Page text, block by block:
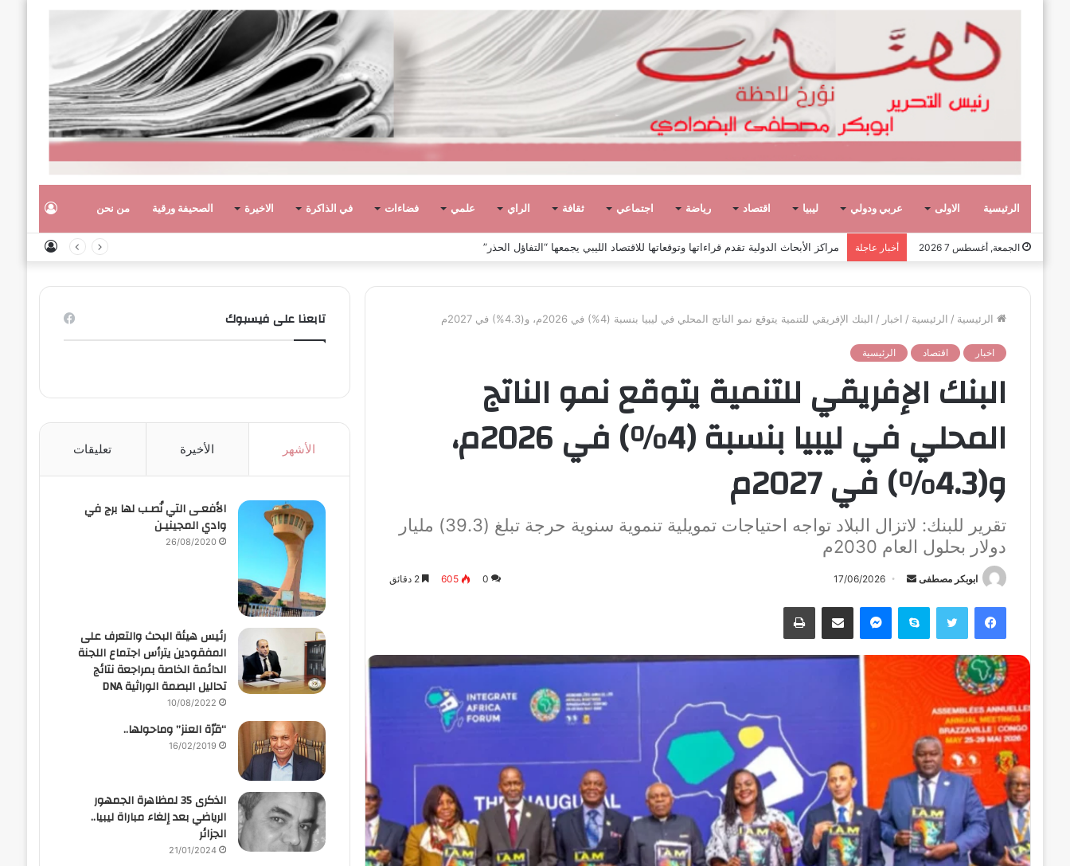
الرئيسية الاولى عربي ودولي ليبيا اقتصاد رياضة اجتماعي ثقافة الراي علمي فضاءات في الذاكرة الاخيرة الصحيفة ورقية من نحن
الجمعة, أغسطس 7 2026 أخبار عاجلة عشر حكومات وأحد عشر تشكيلاً وزارياً في ليبيا بين الاستقلال والانقلاب (1951 – 1969)
الرئيسية / الرئيسية / اخبار / البنك الإفريقي للتنمية يتوقع نمو الناتج المحلي في ليبيا بنسبة (4%) في 2026م، و(4.3%) في 2027م
اخبار اقتصاد الرئيسية
البنك الإفريقي للتنمية يتوقع نمو الناتج
المحلي في ليبيا بنسبة (4%) في 2026م،
و(4.3%) في 2027م
تقرير للبنك: لاتزال البلاد تواجه احتياجات تمويلية تنموية سنوية حرجة تبلغ (39.3) مليار
دولار بحلول العام 2030م
ابوبكر مصطفى
أ
ب
ل
ر
و
17/06/2026
0
605 2 دقائق
فيسبوك تويتر سكايب ماسنجر مشاركة عبر البريد طباعة
تابعنا على فيسبوك
الأشهر الأخيرة تعليقات
الأفعـى التي نُصـب لها برج في
وادي المجينيـن
26/08/2020
رئيس هيئة البحث والتعرف على
المفقودين يترأس اجتماع اللجنة
الدائمة الخاصة بمراجعة نتائج
تحاليل البصمة الوراثية DNA
10/08/2022
“قرّة العنز” وماحولها..
16/02/2019
الذكرى 35 لمظاهرة الجمهور
الرياضي بعد إلغاء مباراة ليبيا..
الجزائر
21/01/2024